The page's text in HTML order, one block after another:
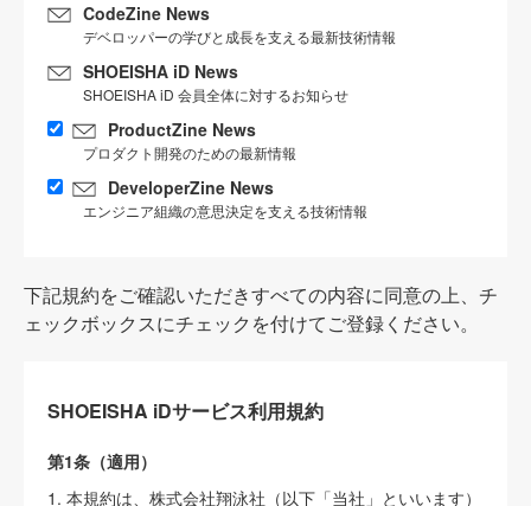
CodeZine News
デベロッパーの学びと成長を支える最新技術情報
SHOEISHA iD News
SHOEISHA iD 会員全体に対するお知らせ
ProductZine News
プロダクト開発のための最新情報
DeveloperZine News
エンジニア組織の意思決定を支える技術情報
下記規約をご確認いただきすべての内容に同意の上、チ
ェックボックスにチェックを付けてご登録ください。
SHOEISHA iDサービス利用規約
第1条（適用）
1. 本規約は、株式会社翔泳社（以下「当社」といいます）